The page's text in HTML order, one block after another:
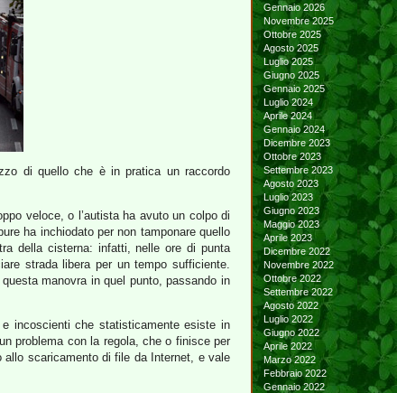
di quello che è in pratica un raccordo
veloce, o l’autista ha avuto un colpo di
ha inchiodato per non tamponare quello
della cisterna: infatti, nelle ore di punta
strada libera per un tempo sufficiente.
manovra in quel punto, passando in
incoscienti che statisticamente esiste in
problema con la regola, che o finisce per
scaricamento di file da Internet, e vale
Gennaio 2026
Novembre 2025
Ottobre 2025
Agosto 2025
Luglio 2025
Giugno 2025
Gennaio 2025
Luglio 2024
Aprile 2024
Gennaio 2024
Dicembre 2023
Ottobre 2023
Settembre 2023
Agosto 2023
Luglio 2023
Giugno 2023
Maggio 2023
Aprile 2023
Dicembre 2022
Novembre 2022
Ottobre 2022
Settembre 2022
Agosto 2022
Luglio 2022
Giugno 2022
Aprile 2022
Marzo 2022
Febbraio 2022
Gennaio 2022